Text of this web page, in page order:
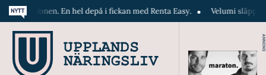
En hel depå i fickan med Renta Easy. Velumi släpper ny mega-
ANNONS